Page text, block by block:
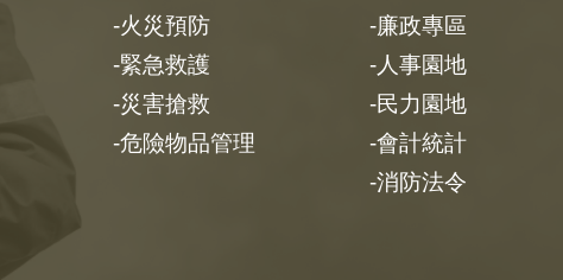
火災預防
緊急救護
災害搶救
危險物品管理
廉政專區
人事園地
民力園地
會計統計
消防法令